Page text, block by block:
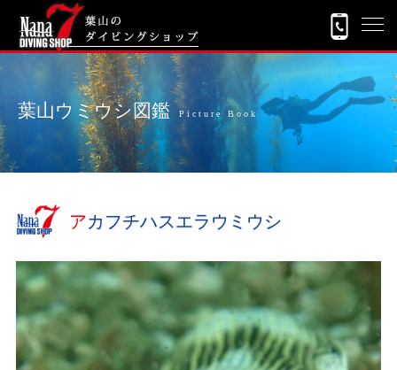
葉山ウミウシ図鑑 Picture Book
アカフチハスエラウミウシ